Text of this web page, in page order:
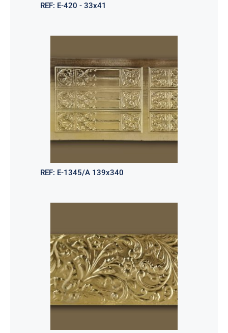
REF: E-420 - 33x41
REF: E-1345/A 139x340